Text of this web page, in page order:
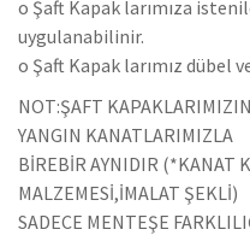
o Şaft Kapak larımıza
uygulanabilinir.
o Şaft Kapak larımız dübel
NOT:ŞAFT
YANGIN KANATLARIMIZLA
BİREBİR AYNIDIR (*KANAT
MALZEMESİ,İMALAT ŞEKLİ)
SADECE MENTEŞE